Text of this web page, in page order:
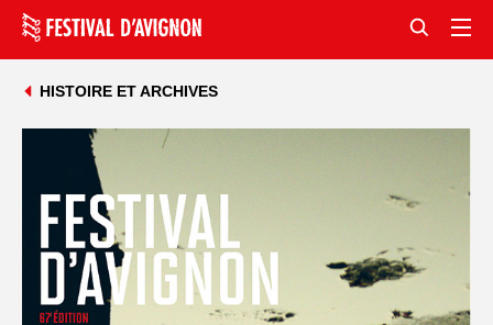
HISTOIRE ET ARCHIVES